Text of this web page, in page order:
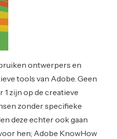
ontwerpers en
tools van Adobe. Geen
1 zijn op de creatieve
zonder specifieke
deze echter ook gaan
hen; Adobe KnowHow